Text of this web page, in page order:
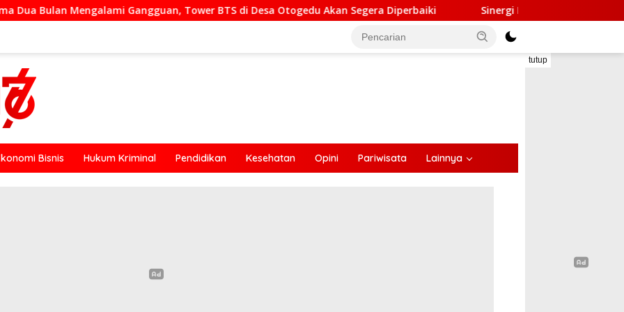
Gangguan, Tower BTS di Desa Otogedu Akan Segera Diperbaiki Sinergi Lintas Sektor, Satlantas Polres Ende
tutup
Bisnis Hukum Kriminal Pendidikan Kesehatan Opini Pariwisata Lainnya